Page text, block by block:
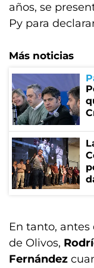
años, se
Py para
Más noticias
En tanto,
de Olivos,
Fernández